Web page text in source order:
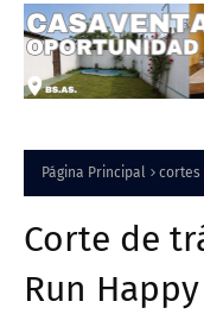
Página Principal cortes
Corte de
Run Happy